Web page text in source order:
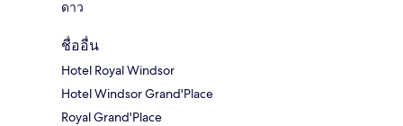
ดาว
ชื่ออื่น
Hotel Royal Windsor
Hotel Windsor Grand'Place
Royal Grand'Place